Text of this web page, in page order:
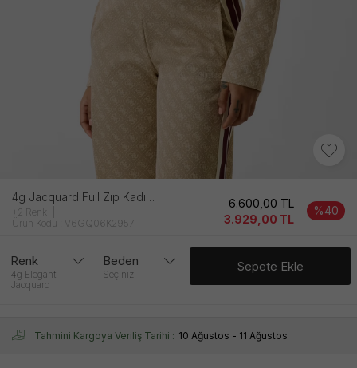
4g Jacquard Full Zıp Kadın Elegant Sweatshırt
+2 Renk
Ürün Kodu : V6GQ06K2957
6.600,00TL
3.929,00 TL
%40
Renk
4g Elegant
Jacquard
Beden
Seçiniz
Sepete Ekle
Tahmini Kargoya Veriliş Tarihi : 10 Ağustos - 11 Ağustos